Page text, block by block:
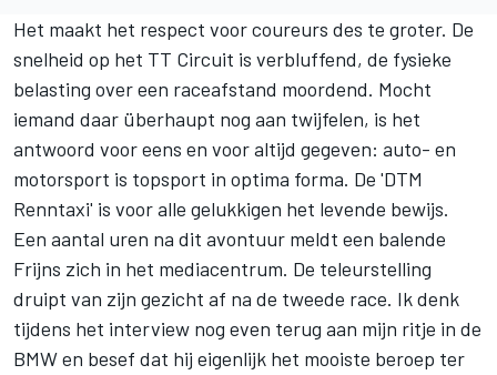
Het maakt het respect voor coureurs des te groter. De
snelheid op het TT Circuit is verbluffend, de fysieke
belasting over een raceafstand moordend. Mocht
iemand daar überhaupt nog aan twijfelen, is het
antwoord voor eens en voor altijd gegeven: auto- en
motorsport is topsport in optima forma. De 'DTM
Renntaxi' is voor alle gelukkigen het levende bewijs.
Een aantal uren na dit avontuur meldt een balende
Frijns zich in het mediacentrum. De teleurstelling
druipt van zijn gezicht af na de tweede race. Ik denk
tijdens het interview nog even terug aan mijn ritje in de
BMW en besef dat hij eigenlijk het mooiste beroep ter